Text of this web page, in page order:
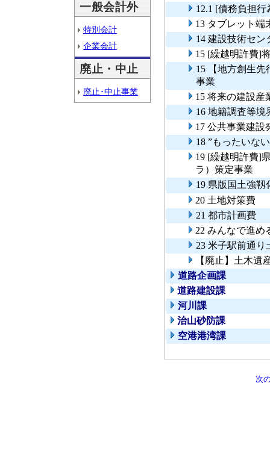
一般会計外
特別会計
企業会計
廃止・中止
廃止･中止事業
12.1 [債務負担
13 タブレット端
14 建設技術セ
15 [繰越明許費]
15 【地方創生
事業
15 将来の建設産
16 地籍調査等境
17 公共事業建設
18 ”もったいな
19 [繰越明許費]
ラ）策定事業
19 県版国土強
20 土地対策費
21 都市計画費
22 みんなで進め
23 米子駅前通
【廃止】土木遺
道路企画課
道路建設課
河川課
治山砂防課
空港港湾課
次